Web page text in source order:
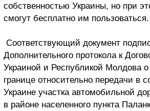
собственностью Украины, но при
смогут бесплатно им пользоваться.
Соответствующий документ
Дополнительного протокола к
Украиной и Республикой Молдова о
границе относительно передачи в
Украине участка автомобильной
в районе населенного пункта